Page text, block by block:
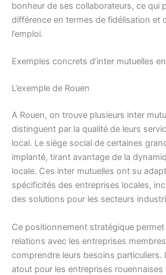
bonheur de ses collaborateurs, ce qui
différence en termes de fidélisation et
l’emploi.
Exemples concrets d’inter mutuelles
L’exemple de Rouen
A Rouen, on trouve plusieurs inter
distinguent par la qualité de leurs
local. Le siège social de certaines
implanté, tirant avantage de la
locale. Ces inter mutuelles ont su
spécificités des entreprises locales,
des solutions pour les secteurs
Ce positionnement stratégique
relations avec les entreprises
comprendre leurs besoins particuliers.
atout pour les entreprises